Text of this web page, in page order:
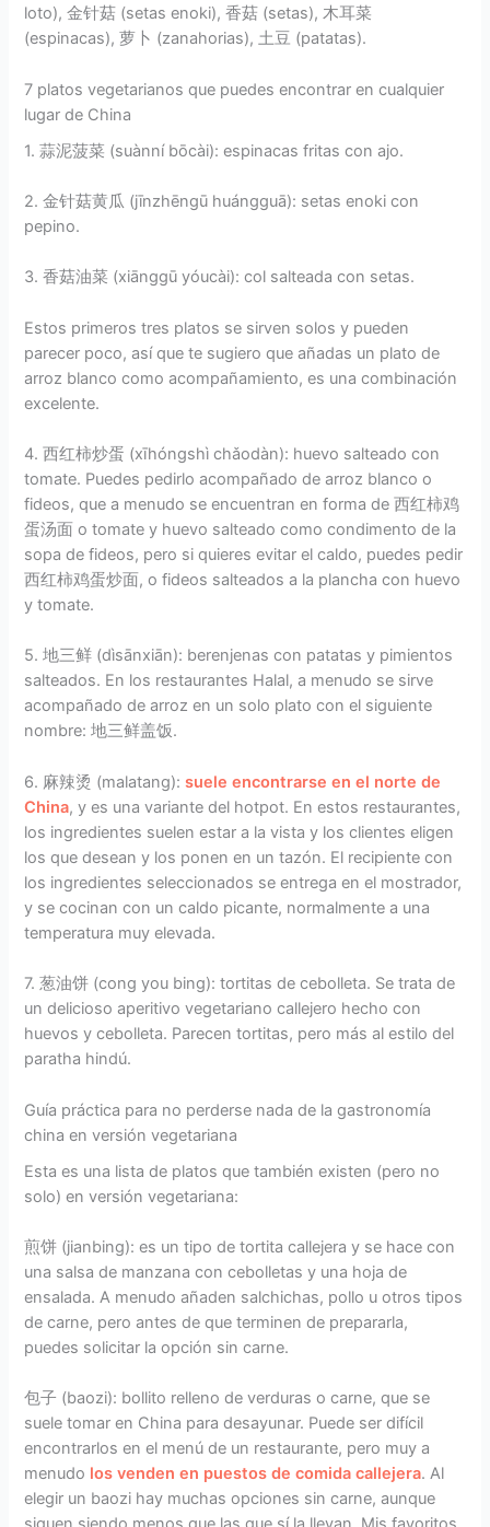
loto), 金针菇 (setas enoki), 香菇 (setas), 木耳菜
(espinacas), 萝卜 (zanahorias), 土豆 (patatas).
7 platos vegetarianos que puedes encontrar en cualquier
lugar de China
1. 蒜泥菠菜 (suànní bōcài): espinacas fritas con ajo.
2. 金针菇黄瓜 (jīnzhēngū huángguā): setas enoki con
pepino.
3. 香菇油菜 (xiānggū yóucài): col salteada con setas.
Estos primeros tres platos se sirven solos y pueden
parecer poco, así que te sugiero que añadas un plato de
arroz blanco como acompañamiento, es una combinación
excelente.
4. 西红柿炒蛋 (xīhóngshì chǎodàn): huevo salteado con
tomate. Puedes pedirlo acompañado de arroz blanco o
fideos, que a menudo se encuentran en forma de 西红柿鸡
蛋汤面 o tomate y huevo salteado como condimento de la
sopa de fideos, pero si quieres evitar el caldo, puedes pedir
西红柿鸡蛋炒面, o fideos salteados a la plancha con huevo
y tomate.
5. 地三鲜 (dìsānxiān): berenjenas con patatas y pimientos
salteados. En los restaurantes Halal, a menudo se sirve
acompañado de arroz en un solo plato con el siguiente
nombre: 地三鲜盖饭.
6. 麻辣烫 (malatang):suele encontrarse en el norte de
China, y es una variante del hotpot. En estos restaurantes,
los ingredientes suelen estar a la vista y los clientes eligen
los que desean y los ponen en un tazón. El recipiente con
los ingredientes seleccionados se entrega en el mostrador,
y se cocinan con un caldo picante, normalmente a una
temperatura muy elevada.
7. 葱油饼 (cong you bing): tortitas de cebolleta. Se trata de
un delicioso aperitivo vegetariano callejero hecho con
huevos y cebolleta. Parecen tortitas, pero más al estilo del
paratha hindú.
Guía práctica para no perderse nada de la gastronomía
china en versión vegetariana
Esta es una lista de platos que también existen (pero no
solo) en versión vegetariana:
煎饼 (jianbing): es un tipo de tortita callejera y se hace con
una salsa de manzana con cebolletas y una hoja de
ensalada. A menudo añaden salchichas, pollo u otros tipos
de carne, pero antes de que terminen de prepararla,
puedes solicitar la opción sin carne.
包子 (baozi): bollito relleno de verduras o carne, que se
suele tomar en China para desayunar. Puede ser difícil
encontrarlos en el menú de un restaurante, pero muy a
menudo los venden en puestos de comida callejera. Al
elegir un baozi hay muchas opciones sin carne, aunque